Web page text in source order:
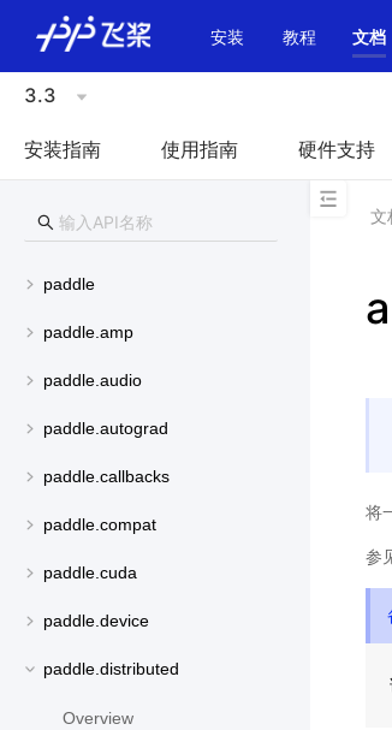
安装 教程 文档
3.3
安装指南 使用指南 硬件支持
paddle
paddle.amp
paddle.audio
paddle.autograd
paddle.callbacks
paddle.compat
paddle.cuda
paddle.device
paddle.distributed
Overview
文
将
参